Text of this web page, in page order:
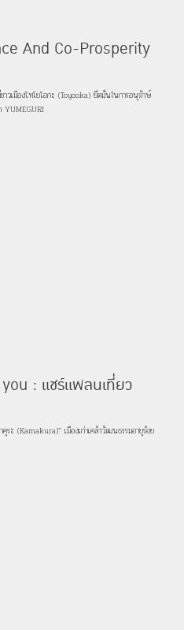
And Co-Prosperity
ทโยโอกะภายใต้แนวคิด
รุ่งเรืองร่วมกัน
าวเมืองโทโยโอกะ (Toyooka) ยึดมั่นในการอนุรักษ์
YUMEGURI
: แชร์แพลนเที่ยว
ป กิน ช็อปแบบวันเดย์ทริป
ะ (Kamakura)” เมืองเก่าเคล้าวัฒนธรรมอายุร้อย